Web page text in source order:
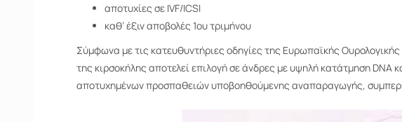
αποτυχίες σε IVF/ICSI
καθ’ έξιν αποβολές 1ου τριμήνου
Σύμφωνα με τις κατευθυντήριες οδηγίες της Ευρωπαϊκής Ουρολογικής
της κιρσοκήλης αποτελεί επιλογή σε άνδρες με υψηλή κατάτμηση DNA
αποτυχημένων προσπαθειών υποβοηθούμενης αναπαραγωγής,